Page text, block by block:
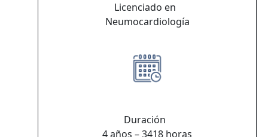
Licenciado en
Neumocardiología
Duración
4 años – 3418 horas